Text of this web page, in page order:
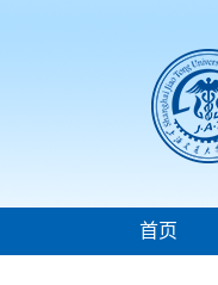
首页